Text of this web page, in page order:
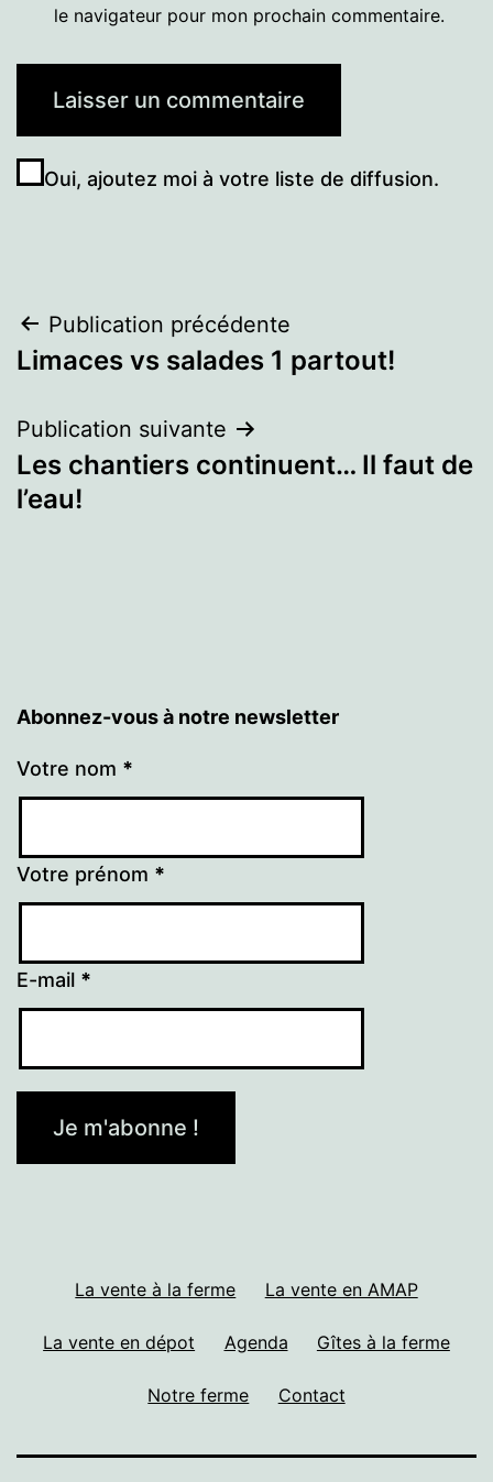
le navigateur pour mon prochain commentaire.
Oui, ajoutez moi à votre liste de diffusion.
Navigation
de
l’article
Publication précédente
Limaces vs salades 1 partout!
Publication suivante
Les chantiers continuent… Il faut de
l’eau!
Abonnez-vous à notre newsletter
Votre nom *
Votre prénom *
E-mail *
La vente à la ferme La vente en AMAP
La vente en dépot Agenda Gîtes à la ferme
Notre ferme Contact